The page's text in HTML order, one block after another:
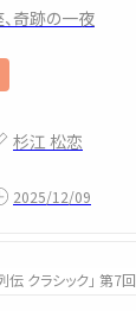
奇跡の一夜
杉江 松恋
2025/12/09
伝 クラシック」 第7回